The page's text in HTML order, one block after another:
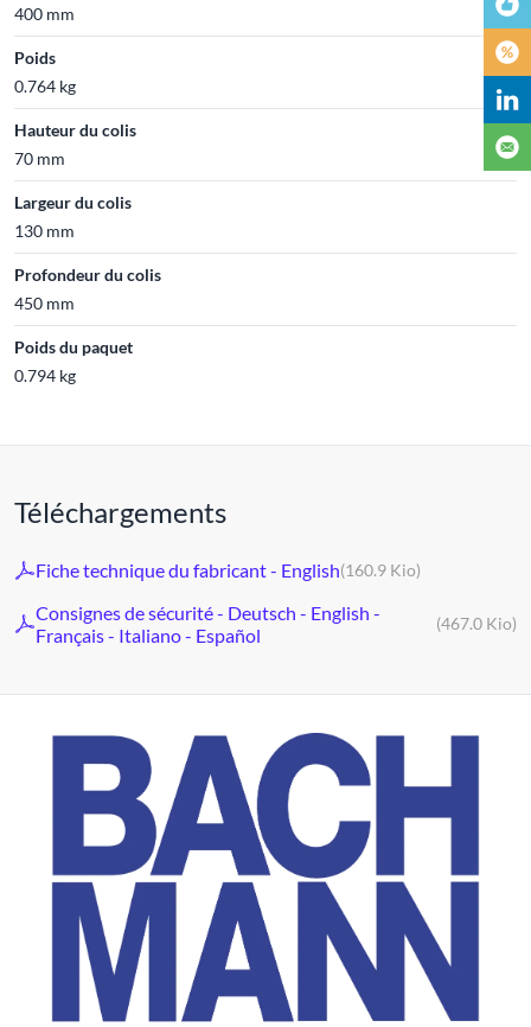
400 mm
Poids
0.764 kg
Hauteur du colis
70 mm
Largeur du colis
130 mm
Profondeur du colis
450 mm
Poids du paquet
0.794 kg
Téléchargements
Fiche technique du fabricant - English(160.9 Kio)
Consignes de sécurité - Deutsch - English -
Français - Italiano - Español
(467.0 Kio)